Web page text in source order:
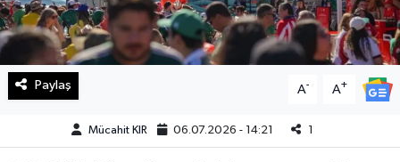
Paylaş A- A+
Mücahit KIR 06.07.2026 - 14:21 1
Sağlık
Spor